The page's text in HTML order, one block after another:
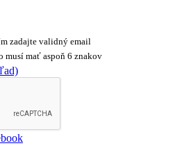
zadajte validný email
musí mať aspoň 6 znakov